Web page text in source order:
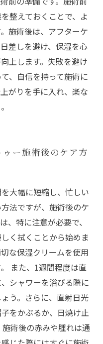
整えておくことで、よ
施術後は、アフターケ
差しを避け、保湿を心
上します。失敗を避け
、自信を持って施術に
がりを手に入れ、楽な
ー施術後のケア方
大幅に短縮し、忙しい
法ですが、施術後のケ
、特に注意が必要で、
く拭くことから始めま
な保湿クリームを使用
また、1週間程度は直
シャワーを浴びる際に
う。さらに、直射日光
をかぶるか、日焼け止
術後の赤みや腫れは通